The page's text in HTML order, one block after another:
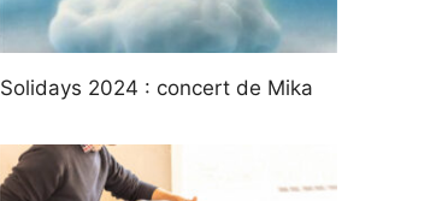
Solidays 2024 : concert de Mika